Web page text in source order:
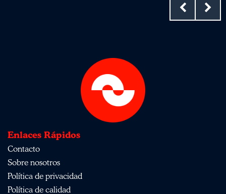
Enlaces Rápidos
Contacto
Sobre nosotros
Política de privacidad
Política de calidad